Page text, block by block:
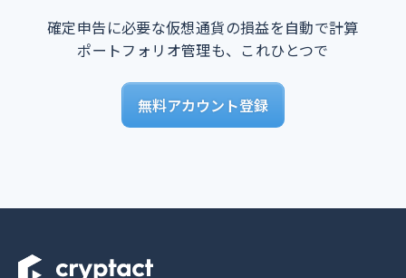
確定申告に必要な仮想通貨の損益を自動で計算
ポートフォリオ管理も、これひとつで
無料アカウント登録